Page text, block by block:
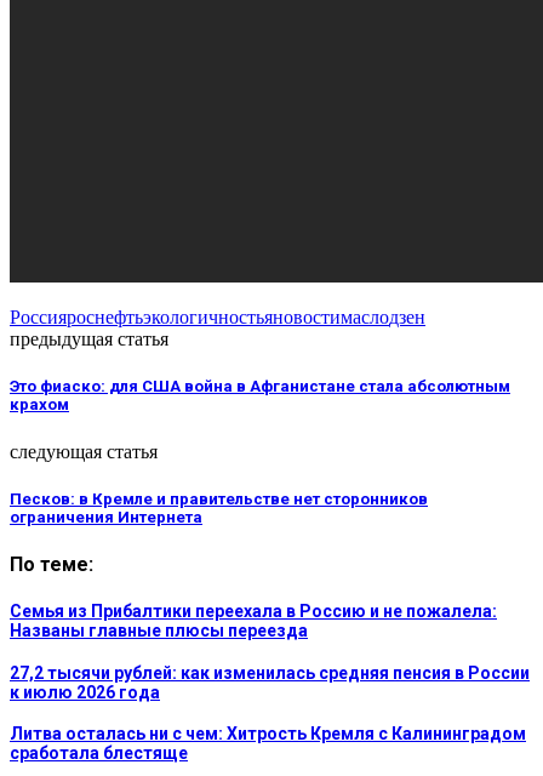
Россияроснефтьэкологичностьяновостимаслодзен
предыдущая статья
Это фиаско: для США война в Афганистане стала абсолютным
крахом
следующая статья
Песков: в Кремле и правительстве нет сторонников
ограничения Интернета
По теме:
Семья из Прибалтики переехала в Россию и не пожалела:
Названы главные плюсы переезда
27,2 тысячи рублей: как изменилась средняя пенсия в России
к июлю 2026 года
Литва осталась ни с чем: Хитрость Кремля с Калининградом
сработала блестяще